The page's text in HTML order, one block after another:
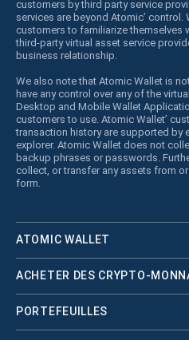
customers by third party service
services are beyond Atomic’ control.
customers to familiarize themselves
third-party virtual asset service
business relationship.
We also note that Atomic Wallet is
have any control over any of the
Desktop and Mobile Wallet
customers to use. Atomic Wallet’
transaction history are supported by
explorer. Atomic Wallet does not
backup phrases or passwords.
collect, or transfer any assets from
form.
ATOMIC WALLET
ACHETER DES CRYPTO-
PORTEFEUILLES